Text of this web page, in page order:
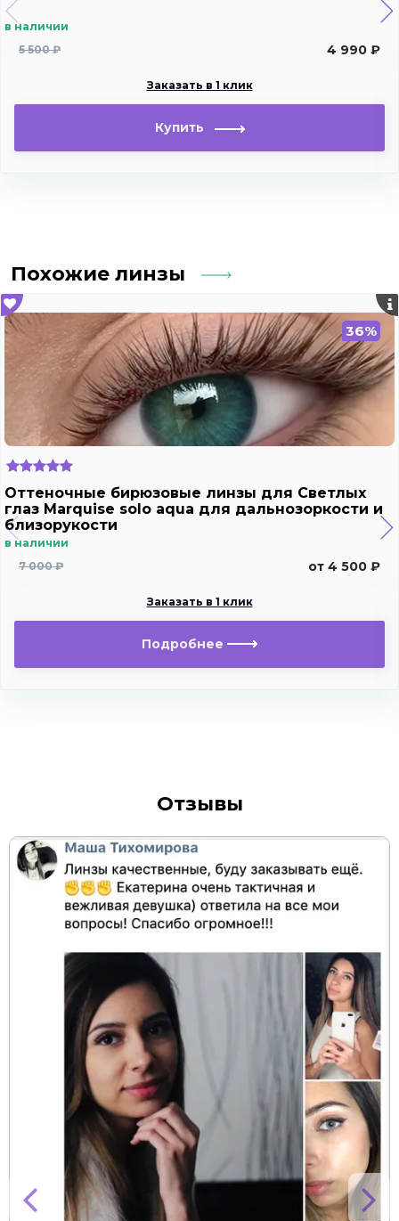
в наличии
5 500 ₽
4 990 ₽
Заказать в 1 клик
Похожие линзы
36%
Оттеночные бирюзовые линзы для Светлых
глаз Marquise solo aqua для дальнозоркости и
близорукости
в наличии
7 000 ₽
от 4 500 ₽
Заказать в 1 клик
Подробнее
Отзывы